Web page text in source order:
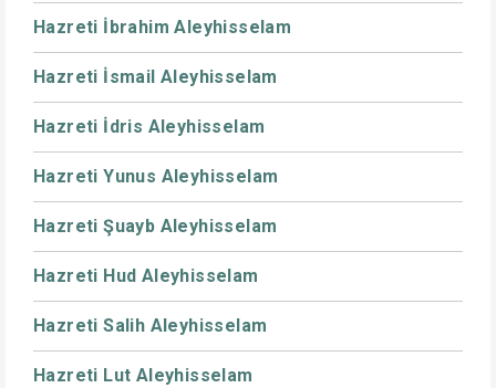
Hazreti İbrahim Aleyhisselam
Hazreti İsmail Aleyhisselam
Hazreti İdris Aleyhisselam
Hazreti Yunus Aleyhisselam
Hazreti Şuayb Aleyhisselam
Hazreti Hud Aleyhisselam
Hazreti Salih Aleyhisselam
Hazreti Lut Aleyhisselam